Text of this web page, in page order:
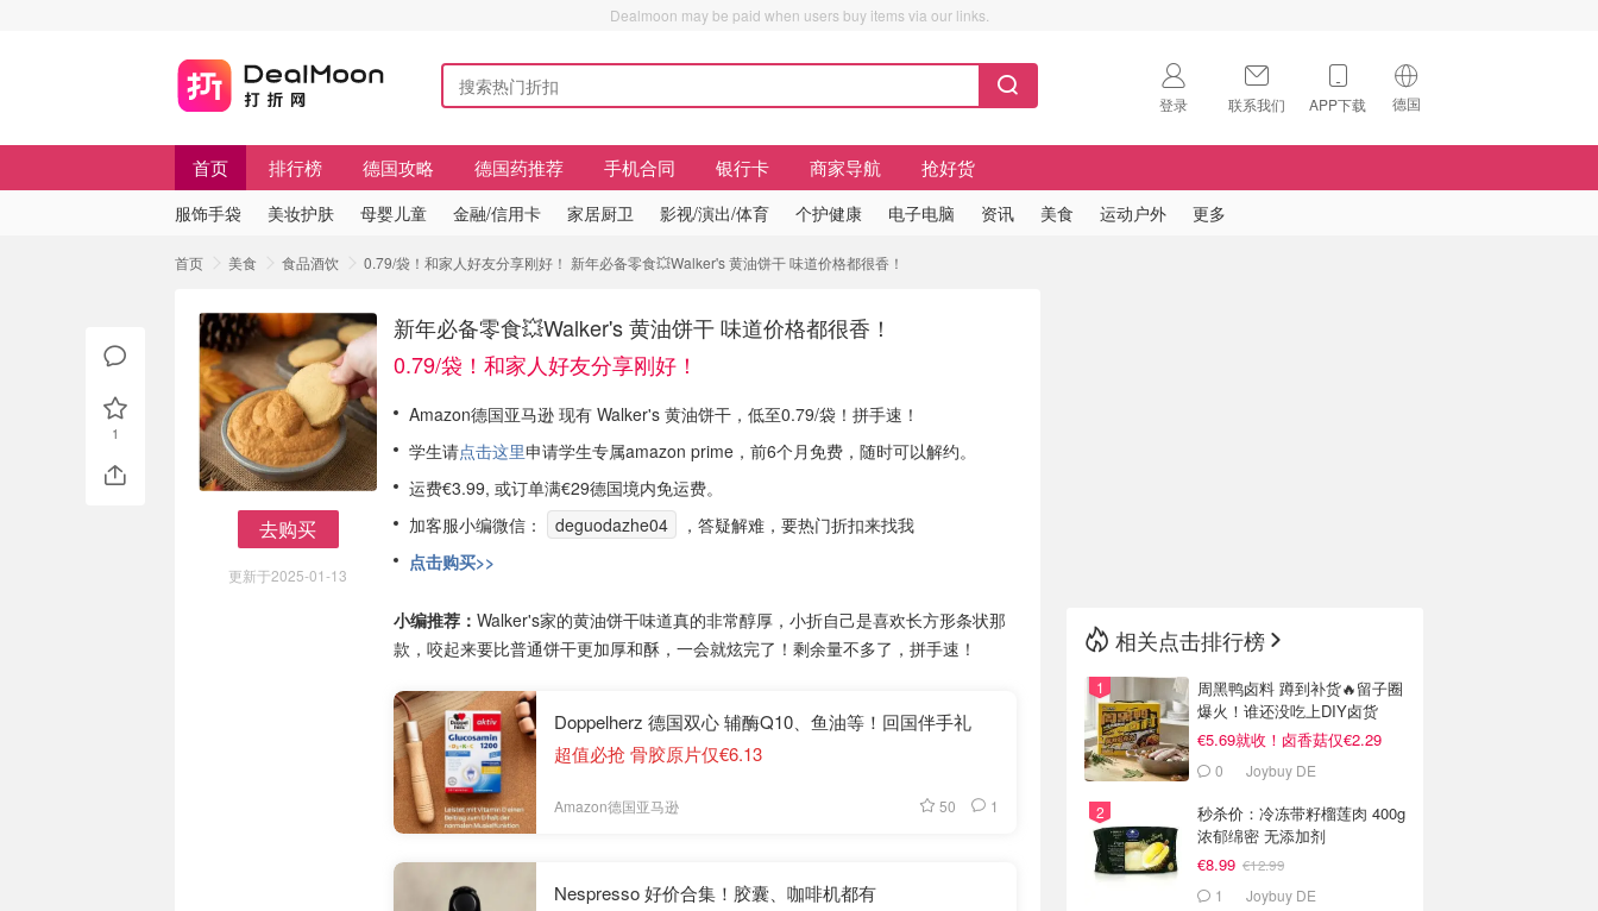
Dealmoon may be paid when users buy items via our links.
登录 联系我们 APP下载 德国
🇺🇸
首页 排行榜 德国攻略 德国药推荐 手机合同 银行卡 商家导航 抢好货
服饰手袋 美妆护肤 母婴儿童 金融/信用卡 家居厨卫 影视/演出/体育 个护健康 电子电脑 资讯 美食 运动户外 更多
首页 美食 食品酒饮 0.79/袋！和家人好友分享刚好！ 新年必备零食💥Walker's 黄油饼干 味道价格都很香！
去购买
更新于2025-01-13
新年必备零食💥Walker's 黄油饼干 味道价格都很香！
0.79/袋！和家人好友分享刚好！
Amazon德国亚马逊 现有 Walker's 黄油饼干，低至0.79/袋！拼手速！
学生请点击这里申请学生专属amazon prime，前6个月免费，随时可以解约。
运费€3.99, 或订单满€29德国境内免运费。
加客服小编微信：
deguodazhe04
，答疑解难，要热门折扣来找我
点击购买>>
小编推荐： Walker's家的黄油饼干味道真的非常醇厚，小折自己是喜欢长方形条状那
款，咬起来要比普通饼干更加厚和酥，一会就炫完了！剩余量不多了，拼手速！
Doppelherz 德国双心 辅酶Q10、鱼油等！回国伴手礼
超值必抢 骨胶原片仅€6.13
Amazon德国亚马逊 50 1
Nespresso 好价合集！胶囊、咖啡机都有
1
相关点击排行榜
周黑鸭卤料 蹲到补货🔥留子圈
爆火！谁还没吃上DIY卤货
€5.69就收！卤香菇仅€2.29
0 Joybuy DE
秒杀价：冷冻带籽榴莲肉 400g
浓郁绵密 无添加剂
€8.99 €12.99
1 Joybuy DE